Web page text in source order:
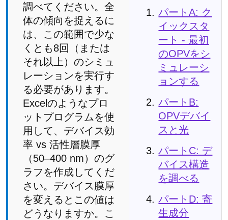
パートA: ク
イックスタ
ート - 最初
のOPVをシ
ミュレーシ
ョンする
パートB:
OPVデバイ
スと光
パートC: デ
バイス構造
を調べる
パートD: 寄
生成分
調べてください。全
体の傾向を捉えるに
は、この範囲で少な
くとも8回（または
それ以上）のシミュ
レーションを実行す
る必要があります。
Excelのようなプロ
ットプログラムを使
用して、デバイス効
率 vs 活性層膜厚
（50–400 nm）のグ
ラフを作成してくだ
さい。デバイス膜厚
を変えるとこの値は
どうなりますか。こ